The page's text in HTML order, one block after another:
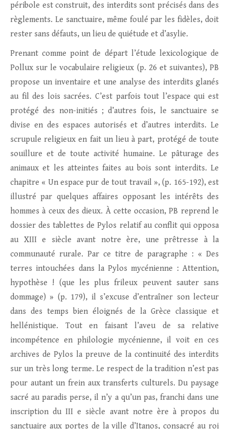
péribole est construit, des interdits sont précisés dans des
règlements. Le sanctuaire, même foulé par les fidèles, doit
rester sans défauts, un lieu de quiétude et d’asylie.
Prenant comme point de départ l’étude lexicologique de
Pollux sur le vocabulaire religieux (p. 26 et suivantes), PB
propose un inventaire et une analyse des interdits glanés
au fil des lois sacrées. C’est parfois tout l’espace qui est
protégé des non-initiés ; d’autres fois, le sanctuaire se
divise en des espaces autorisés et d’autres interdits. Le
scrupule religieux en fait un lieu à part, protégé de toute
souillure et de toute activité humaine. Le pâturage des
animaux et les atteintes faites au bois sont interdits. Le
chapitre « Un espace pur de tout travail », (p. 165-192), est
illustré par quelques affaires opposant les intérêts des
hommes à ceux des dieux. À cette occasion, PB reprend le
dossier des tablettes de Pylos relatif au conflit qui opposa
au XIII e siècle avant notre ère, une prêtresse à la
communauté rurale. Par ce titre de paragraphe : « Des
terres intouchées dans la Pylos mycénienne : Attention,
hypothèse ! (que les plus frileux peuvent sauter sans
dommage) » (p. 179), il s’excuse d’entraîner son lecteur
dans des temps bien éloignés de la Grèce classique et
hellénistique. Tout en faisant l’aveu de sa relative
incompétence en philologie mycénienne, il voit en ces
archives de Pylos la preuve de la continuité des interdits
sur un très long terme. Le respect de la tradition n’est pas
pour autant un frein aux transferts culturels. Du paysage
sacré au paradis perse, il n’y a qu’un pas, franchi dans une
inscription du III e siècle avant notre ère à propos du
sanctuaire aux portes de la ville d’Itanos, consacré au roi